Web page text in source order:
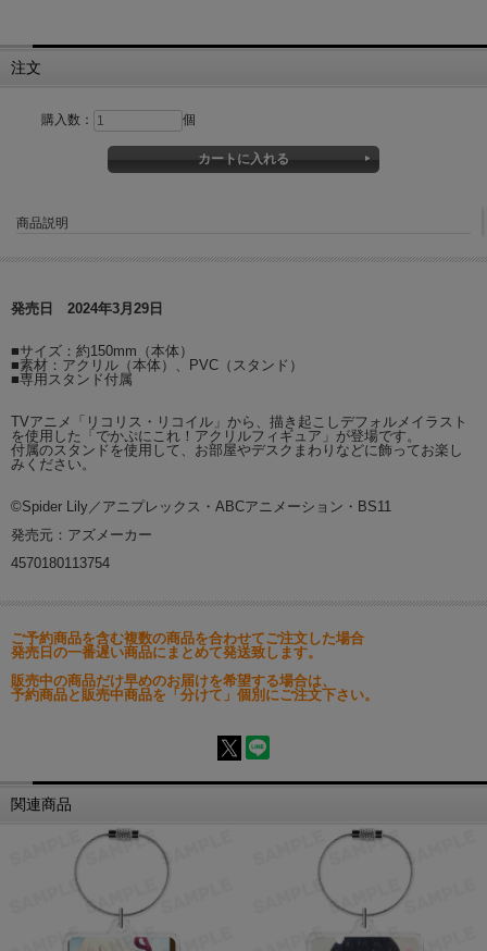
注文
購入数： 個
商品説明
発売日 2024年3月29日
■サイズ：約150mm（本体）
■素材：アクリル（本体）、PVC（スタンド）
■専用スタンド付属
TVアニメ「リコリス・リコイル」から、描き起こしデフォルメイラスト
を使用した「でかぷにこれ！アクリルフィギュア」が登場です。
付属のスタンドを使用して、お部屋やデスクまわりなどに飾ってお楽し
みください。
©Spider Lily／アニプレックス・ABCアニメーション・BS11
発売元：アズメーカー
4570180113754
ご予約商品を含む複数の商品を合わせてご注文した場合
発売日の一番遅い商品にまとめて発送致します。
販売中の商品だけ早めのお届けを希望する場合は、
予約商品と販売中商品を「分けて」個別にご注文下さい。
関連商品